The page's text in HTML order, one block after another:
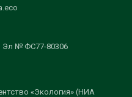
Эл № ФС77-80306
«Экология» (НИА